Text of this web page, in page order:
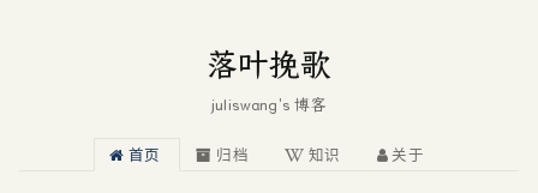
落叶挽歌
juliswang's 博客
首页 归档 知识 关于